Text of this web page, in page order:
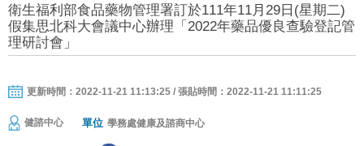
衛生福利部食品藥物管理署訂於111年11月29日(星期二)
假集思北科大會議中心辦理「2022年藥品優良查驗登記管
理研討會」
更新時間：2022-11-21 11:13:25 / 張貼時間：2022-11-21 11:11:25
健諮中心 單位 學務處健康及諮商中心